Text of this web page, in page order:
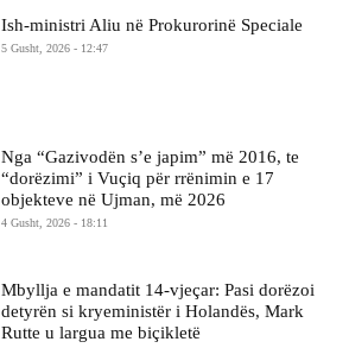
Ish-ministri ​Aliu në Prokurorinë Speciale
5 Gusht, 2026 - 12:47
Nga “Gazivodën s’e japim” më 2016, te
“dorëzimi” i Vuçiq për rrënimin e 17
objekteve në Ujman, më 2026
4 Gusht, 2026 - 18:11
Mbyllja e mandatit 14-vjeçar: Pasi dorëzoi
detyrën si kryeministër i Holandës, Mark
Rutte u largua me biçikletë